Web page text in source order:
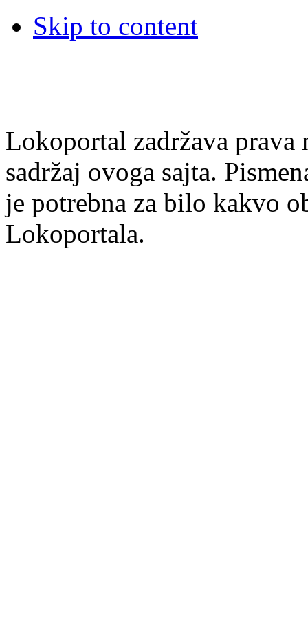
Skip to content
Lokoportal zadržava
sadržaj ovoga sajta.
je potrebna za bilo kakvo
Lokoportala.